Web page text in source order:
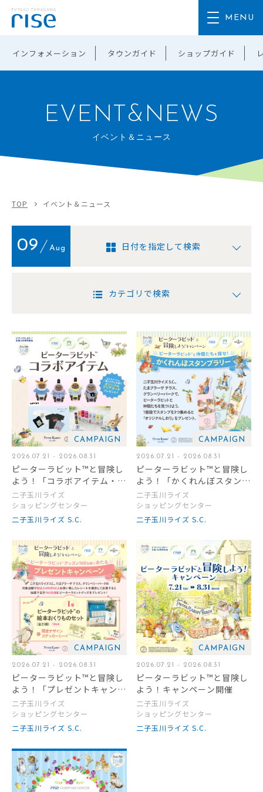
インフォメーション タウンガイド ショップガイド
EVENT&NEWS
イベント＆ニュース
TOP イベント＆ニュース
09 Aug 日付を指定して検索
カテゴリで検索
CAMPAIGN
2026.07.21 - 2026.08.31
ピーターラビット™と冒険し
よう！「コラボアイテム・コ
ラボメニュー」販売
二子玉川ライズ
ショッピングセンター
二子玉川ライズ S.C.
CAMPAIGN
2026.07.21 - 2026.08.31
ピーターラビット™と冒険し
よう！「かくれんぼスタンプ
ラリー」開催
二子玉川ライズ
ショッピングセンター
二子玉川ライズ S.C.
CAMPAIGN
2026.07.21 - 2026.08.31
ピーターラビット™と冒険し
よう！「プレゼントキャンペ
ーン」開催
二子玉川ライズ
ショッピングセンター
二子玉川ライズ S.C.
CAMPAIGN
2026.07.21 - 2026.08.31
ピーターラビット™と冒険し
よう！キャンペーン開催
二子玉川ライズ
ショッピングセンター
二子玉川ライズ S.C.